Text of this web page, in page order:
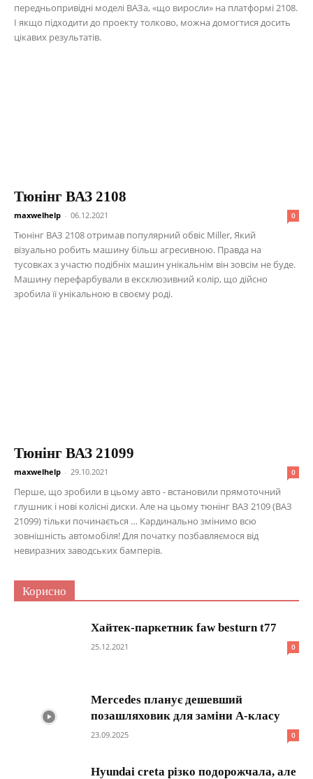
передньопривідні моделі ВАЗа, «що виросли» на платформі 2108.
І якщо підходити до проекту толково, можна домогтися досить
цікавих результатів.
Тюнінг ВАЗ 2108
maxwelhelp - 06.12.2021 0
Тюнінг ВАЗ 2108 отримав популярний обвіс Miller, Який
візуально робить машину більш агресивною. Правда на
тусовках з участю подібніх машин унікальнім він зовсім не буде.
Машину перефарбували в ексклюзивний колір, що дійсно
зробила її унікальною в своєму роді.
Тюнінг ВАЗ 21099
maxwelhelp - 29.10.2021 0
Перше, що зробили в цьому авто - встановили прямоточний
глушник і нові колісні диски. Але на цьому тюнінг ВАЗ 2109 (ВАЗ
21099) тільки починається … Кардинально змінимо всю
зовнішність автомобіля! Для початку позбавляємося від
невиразних заводських бамперів.
Корисно
Хайтек-паркетник faw besturn t77
25.12.2021 0
Mercedes планує дешевший
позашляховик для заміни A-класу
23.09.2025 0
Hyundai creta різко подорожчала, але